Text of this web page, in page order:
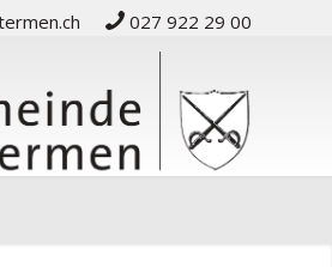
027 922 29 00